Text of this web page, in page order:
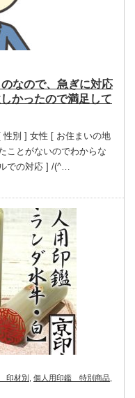
なので、急ぎに対応
かったので満足して
性別 ] 女性 [ お住まいの地
ことがないのでわからな
での対応 ] /(^…
印材別 個人用印鑑 特別商品